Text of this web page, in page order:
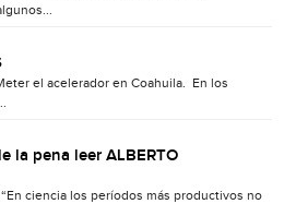
el acelerador en Coahuila. En los
la pena leer ALBERTO
ciencia los períodos más productivos no